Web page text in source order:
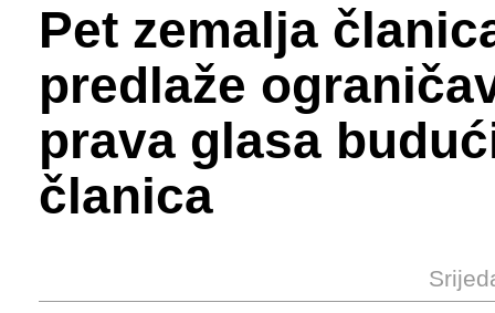
Pet zemalja
predlaže
prava glasa
članica